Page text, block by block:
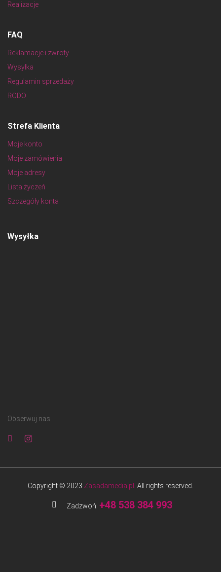
Realizacje
FAQ
Reklamacje i zwroty
Wysyłka
Regulamin sprzedaży
RODO
Strefa Klienta
Moje konto
Moje zamówienia
Moje adresy
Lista życzeń
Szczegóły konta
Wysyłka
Obserwuj nas
Copyright © 2023 Zasadamedia.pl . All rights reserved.
Zadzwoń: +48 538 384 993